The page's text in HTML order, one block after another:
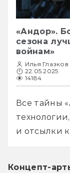
«Андор».
сезона
войнам»
Илья Глазков
22.05.2025
14184
Все тайны
и отсылки
Концепт-